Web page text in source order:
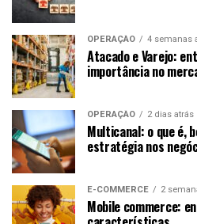
OPERAÇÃO 4 semanas
Atacado e Varejo:
importância no
OPERAÇÃO 2 dias atrás
Multicanal: o que é,
estratégia nos
E-COMMERCE 2
Mobile commerce: